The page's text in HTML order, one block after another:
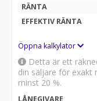
Telefontider:
RIDDERMARK BIL
Skydda din bil
60 månaders
hjuluppsättningar
RÄNTA
EFFEKTIV RÄNTA
Öppna kalkylator
Detta är ett
din säljare för exakt
minst 20 %.
LÅNEGIVARE